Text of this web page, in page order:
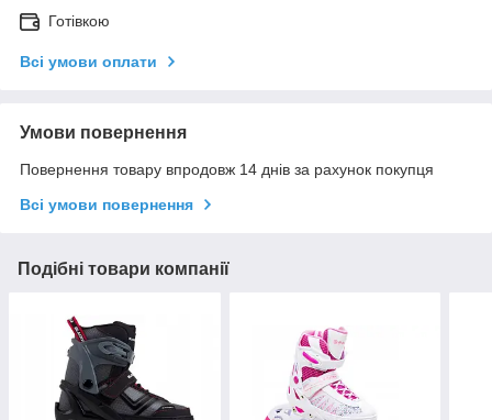
Готівкою
Всі умови оплати
Умови повернення
Повернення товару впродовж 14 днів за рахунок покупця
Всі умови повернення
Подібні товари компанії